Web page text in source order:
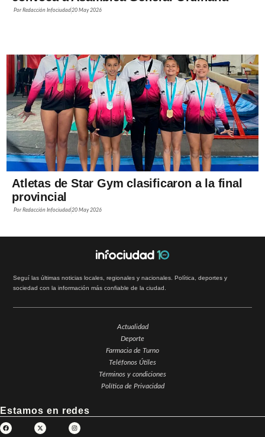
PorRedacción Infociudad 20 May 2026
Atletas de Star Gym clasificaron a la final
provincial
PorRedacción Infociudad 20 May 2026
Seguí las últimas noticias locales, regionales y nacionales. Política, deportes y
sociedad con la información más confiable de la ciudad.
Actualidad
Deporte
Farmacia de Turno
Teléfonos Útiles
Términos y condiciones
Política de Privacidad
Estamos en redes